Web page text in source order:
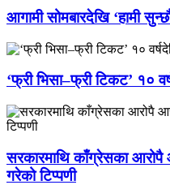
आगामी सोमबारदेखि ‘हामी
‘फ्री भिसा–फ्री टिकट’ १०
सरकारमाथि काँग्रेसका
गरेको टिप्पणी